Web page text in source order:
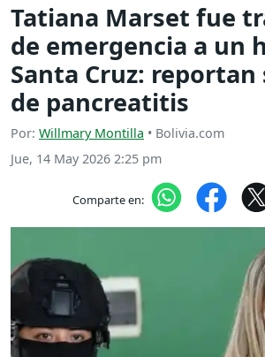
Tatiana Marset fue
de emergencia a un
Santa Cruz:
de pancreatitis
Por: Willmary Montilla • Bolivia.com
Jue, 14 May 2026 2:25 pm
Comparte en: